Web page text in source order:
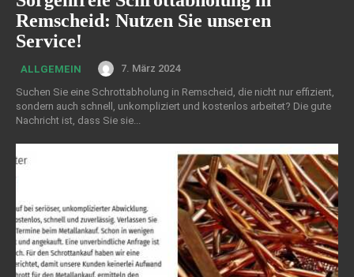
Remscheid: Nutzen Sie unseren
Service!
ALLGEMEIN
7. März 2024
Suchen Sie eine Schrottabholung in Remscheid, die nicht nur effizient,
sondern auch schnell, unkompliziert und kostenlos arbeitet? Die gute
Nachricht ist, dass Sie sie...